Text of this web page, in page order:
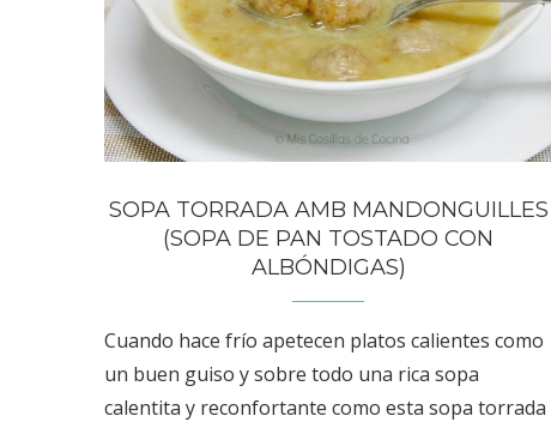
SOPA TORRADA AMB MANDONGUILLES
(SOPA DE PAN TOSTADO CON
ALBÓNDIGAS)
Cuando hace frío apetecen platos calientes como
un buen guiso y sobre todo una rica sopa
calentita y reconfortante como esta sopa torrada